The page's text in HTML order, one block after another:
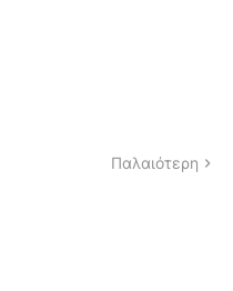
Παλαιότερη